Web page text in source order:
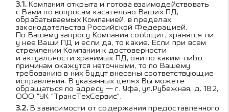
Компания открыта и готова взаимодействовать
с Вами по вопросам касательно Ваших ПД,
обрабатываемых Компанией, в пределах
законодательства Российской Федерацией.
По Вашему запросу Компания сообщит, хранятся ли
у нее Ваши ПД и если да, то какие. Если при всем
стремлении Компании к достоверности
и актуальности хранимых ПД, они по каким-либо
причинам окажутся неточными, то по Вашему
требованию в них будут внесены соответствующие
исправления. В указанных целях Вы можете
обращаться по адресу — г. Уфа, ул.Рубежная, д. 182,
ООО "УК "ТрансТехСервис".
В зависимости от содержания предоставленного